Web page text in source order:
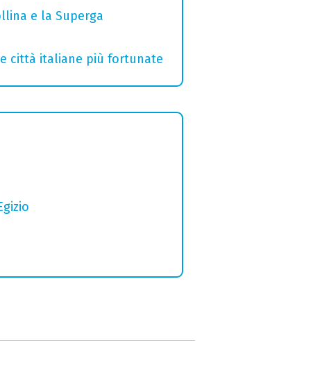
e la Superga
città italiane più fortunate